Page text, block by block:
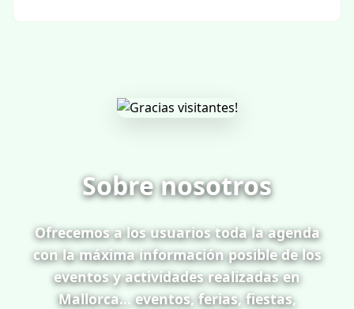
Sobre nosotros
Ofrecemos a los usuarios toda la agenda
con la máxima información posible de los
eventos y actividades realizadas en
Mallorca... eventos, ferias, fiestas,